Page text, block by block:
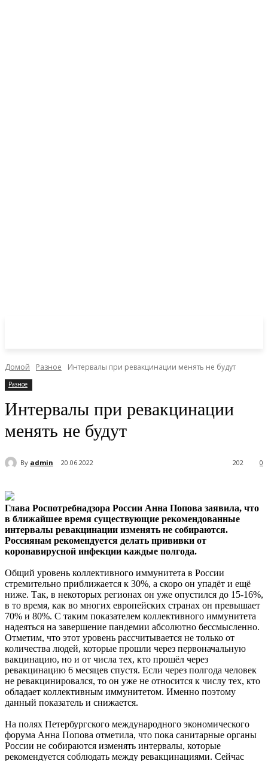
Домой Разное Интервалы при ревакцинации менять не будут
Разное
Интервалы при ревакцинации
менять не будут
By admin 20.06.2022 0
202
Глава Роспотребнадзора России Анна Попова заявила, что
в ближайшее время существующие рекомендованные
интервалы ревакцинации изменять не собираются.
Россиянам рекомендуется делать прививки от
коронавирусной инфекции каждые полгода.
Общий уровень коллективного иммунитета в России
стремительно приближается к 30%, а скоро он упадёт и ещё
ниже. Так, в некоторых регионах он уже опустился до 15-16%,
в то время, как во многих европейских странах он превышает
70% и 80%. С таким показателем коллективного иммунитета
надеяться на завершение пандемии абсолютно бессмысленно.
Отметим, что этот уровень рассчитывается не только от
количества людей, которые прошли через первоначальную
вакцинацию, но и от числа тех, кто прошёл через
ревакцинацию 6 месяцев спустя. Если через полгода человек
не ревакцинировался, то он уже не относится к числу тех, кто
обладает коллективным иммунитетом. Именно поэтому
данный показатель и снижается.
На полях Петербургского международного экономического
форума Анна Попова отметила, что пока санитарные органы
России не собираются изменять интервалы, которые
рекомендуется соблюдать между ревакцинациями. Сейчас